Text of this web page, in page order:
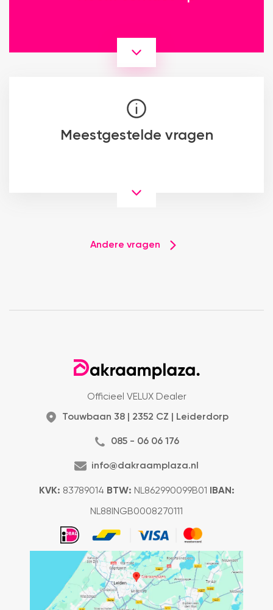
Meestgestelde vragen
Andere vragen
Officieel VELUX Dealer
Touwbaan 38 | 2352 CZ | Leiderdorp
085 - 06 06 176
info@dakraamplaza.nl
KVK: 83789014 BTW: NL862990099B01 IBAN:
NL88INGB0008270111